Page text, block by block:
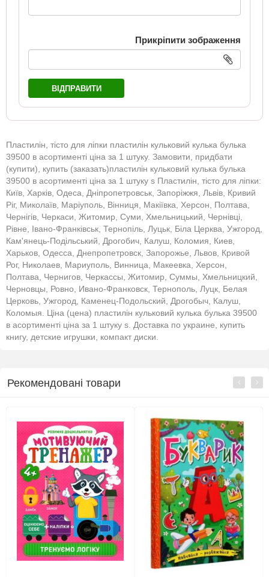
Прикріпити зображення
ВІДПРАВИТИ
Пластилін, тісто для ліпки пластилін кульковий кулька булька
39500 в асортименті ціна за 1 штуку. Замовити, придбати
(купити), купить (заказать)пластилін кульковий кулька булька
39500 в асортименті ціна за 1 штуку s Пластилін, тісто для ліпки:
Київ, Харків, Одеса, Дніпропетровськ, Запоріжжя, Львів, Кривий
Ріг, Миколаїв, Маріуполь, Вінниця, Макіївка, Херсон, Полтава,
Чернігів, Черкаси, Житомир, Суми, Хмельницький, Чернівці,
Рівне, Івано-Франківськ, Тернопіль, Луцьк, Біла Церква, Ужгород,
Кам'янець-Подільський, Дрогобич, Калуш, Коломия, Киев,
Харьков, Одесса, Днепропетровск, Запорожье, Львов, Кривой
Рог, Николаев, Мариуполь, Винница, Макеевка, Херсон,
Полтава, Чернигов, Черкассы, Житомир, Суммы, Хмельницкий,
Черновцы, Ровно, Ивано-Франковск, Тернополь, Луцк, Белая
Церковь, Ужгород, Каменец-Подольский, Дрогобыч, Калуш,
Коломыя. Ціна (цена) пластилін кульковий кулька булька 39500
в асортименті ціна за 1 штуку s. Доставка по украине, купить
книгу, детские игрушки, компакт диски.
Рекомендовані товари